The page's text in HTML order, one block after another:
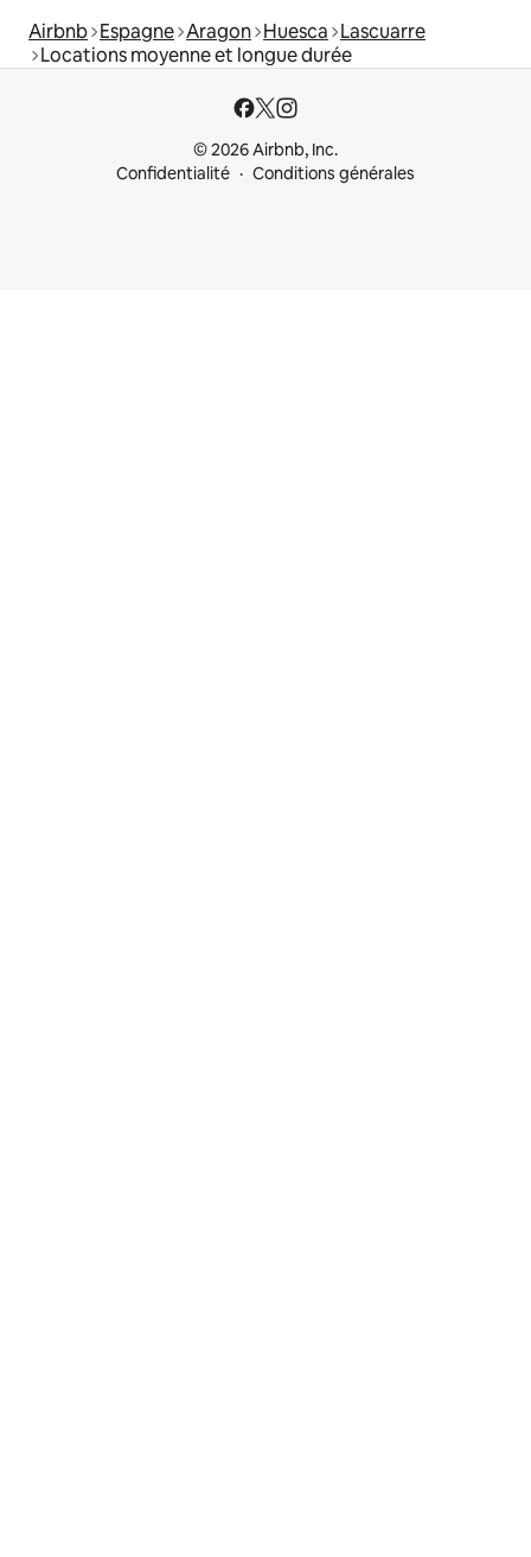
Airbnb Espagne Aragon Huesca Lascuarre
Locations moyenne et longue durée
© 2026 Airbnb, Inc.
Confidentialité
Conditions générales